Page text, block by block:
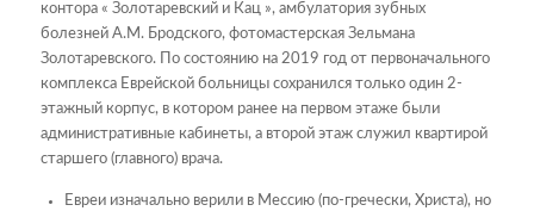
контора « Золотаревский и Кац », амбулатория зубных
болезней А.М. Бродского, фотомастерская Зельмана
Золотаревского. По состоянию на 2019 год от первоначального
комплекса Еврейской больницы сохранился только один 2-
этажный корпус, в котором ранее на первом этаже были
административные кабинеты, а второй этаж служил квартирой
старшего (главного) врача.
Евреи изначально верили в Мессию (по-гречески, Христа), но